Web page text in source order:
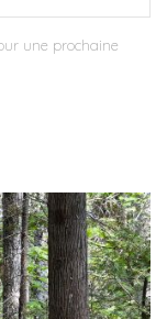
une prochaine